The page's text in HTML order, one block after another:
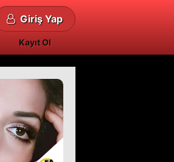
Giriş Yap
Kayıt Ol